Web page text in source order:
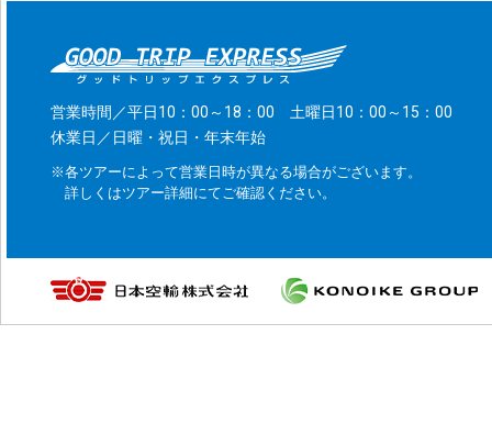
営業時間／平日10：00～18：00 土曜日10：00～15：00
休業日／日曜・祝日・年末年始
※各ツアーによって営業日時が異なる場合がございます。
詳しくはツアー詳細にてご確認ください。